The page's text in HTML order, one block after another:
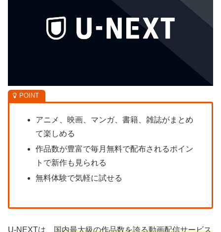
アニメ、映画、マンガ、書籍、雑誌がまとめ
て楽しめる
作品数が豊富で毎月無料で配布されるポイン
トで新作も見られる
無料体験で気軽に試せる
U-NEXTは、 国内最大級の作品数を誇る動画配信サービス